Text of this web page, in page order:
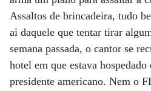
Assaltos de brincadeira, tudo
ai daquele que tentar tirar
semana passada, o cantor se
hotel em que estava
presidente americano. Nem o